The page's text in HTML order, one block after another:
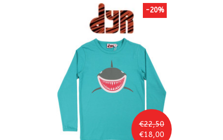
€22,50
€18,00
-20%